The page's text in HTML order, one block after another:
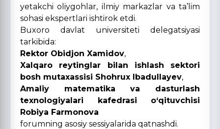
yetakchi oliygohlar, ilmiy markazlar va ta’lim
sohasi ekspertlari ishtirok etdi.
Buxoro davlat universiteti delegatsiyasi
tarkibida:
Rektor Obidjon Xamidov,
Xalqaro reytinglar bilan ishlash sektori
bosh mutaxassisi Shohrux Ibadullayev,
Amaliy matematika va dasturlash
texnologiyalari kafedrasi o‘qituvchisi
Robiya Farmonova
forumning asosiy sessiyalarida qatnashdi.